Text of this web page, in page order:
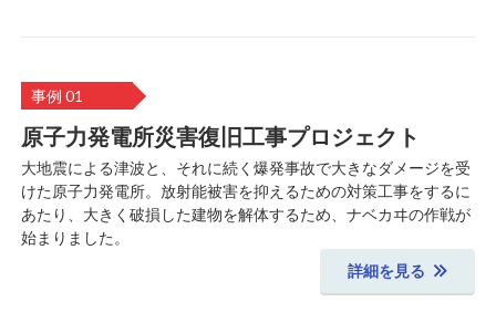
事例 01
原子力発電所災害復旧工事プロジェクト
大地震による津波と、それに続く爆発事故で大きなダメージを受
けた原子力発電所。放射能被害を抑えるための対策工事をするに
あたり、大きく破損した建物を解体するため、ナベカヰの作戦が
始まりました。
詳細を見る